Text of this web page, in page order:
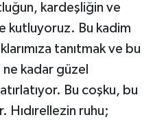
kardeşliğin ve
kutluyoruz. Bu kadim
tanıtmak ve bu
kadar güzel
Bu coşku, bu
Hıdırellezin ruhu;